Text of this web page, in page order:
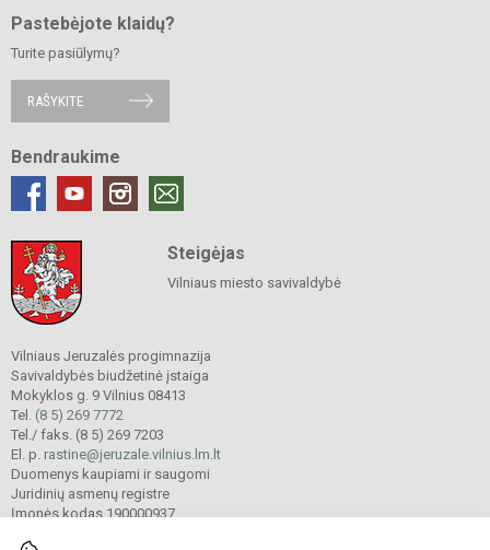
Pastebėjote klaidų?
Turite pasiūlymų?
RAŠYKITE
Bendraukime
Steigėjas
Vilniaus miesto savivaldybė
Vilniaus Jeruzalės progimnazija
Savivaldybės biudžetinė įstaiga
Mokyklos g. 9 Vilnius 08413
Tel. (8 5) 269 7772
Tel./ faks. (8 5) 269 7203
El. p. rastine@jeruzale.vilnius.lm.lt
Duomenys kaupiami ir saugomi
Juridinių asmenų registre
Įmonės kodas 190000937